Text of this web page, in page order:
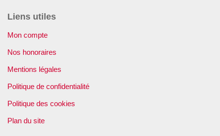
Liens utiles
Mon compte
Nos honoraires
Mentions légales
Politique de confidentialité
Politique des cookies
Plan du site